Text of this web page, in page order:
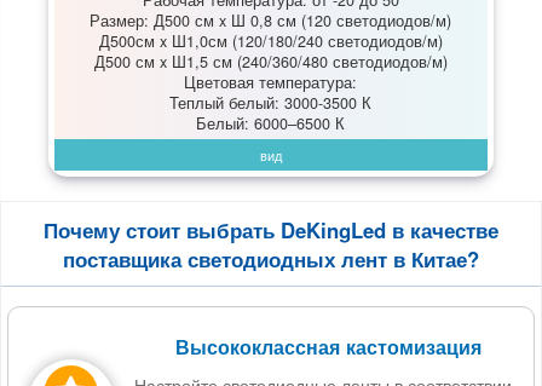
Размер: Д500 см x Ш 0,8 см (120 светодиодов/м)
Д500см x Ш1,0см (120/180/240 светодиодов/м)
Д500 см x Ш1,5 см (240/360/480 светодиодов/м)
Цветовая температура:
Теплый белый: 3000-3500 К
Белый: 6000–6500 К
вид
Почему стоит выбрать DeKingLed в качестве
поставщика светодиодных лент в Китае?
Высококлассная кастомизация